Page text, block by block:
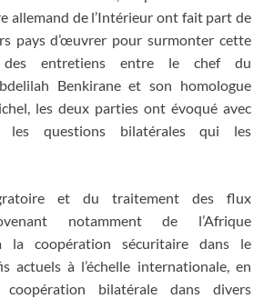
allemand de l’Intérieur ont fait part de
pays d’œuvrer pour surmonter cette
des entretiens entre le chef du
Benkirane et son homologue
les deux parties ont évoqué avec
les questions bilatérales qui les
et du traitement des flux
notamment de l’Afrique
la coopération sécuritaire dans le
actuels à l’échelle internationale, en
bilatérale dans divers